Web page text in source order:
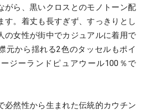
がら、黒いクロスとのモノトーン配
す。着丈も長すぎず、すっきりとし
の女性が街中でカジュアルに着用で
元から揺れる2色のタッセルもポイ
ジーランドピュアウール100％で
必然性から生まれた伝統的カウチン